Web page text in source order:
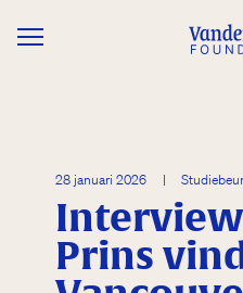
Overslaan en naar de
28 januari 2026 |
Prins